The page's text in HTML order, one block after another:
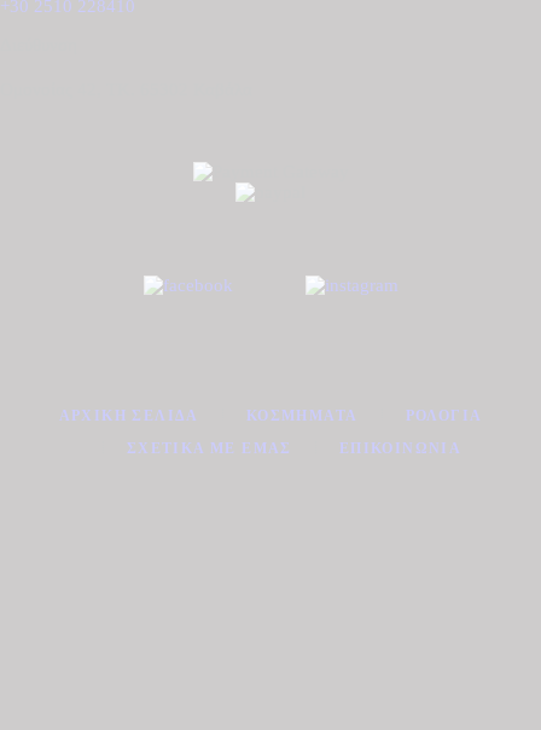
+30 2510 228410
ΑΡΧΙΚΉ ΣΕΛΊΔΑ ΚΟΣΜΉΜΑΤΑ
ΡΟΛΌΓΙΑ
ΣΧΕΤΙΚΆ ΜΕ ΕΜΆΣ
ΕΠΙΚΟΙΝΩΝΊΑ